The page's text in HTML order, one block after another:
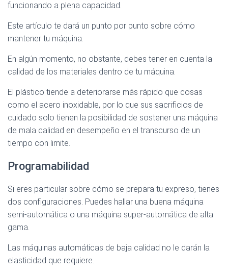
funcionando a plena capacidad.
Este artículo te dará un punto por punto sobre cómo
mantener tu máquina.
En algún momento, no obstante, debes tener en cuenta la
calidad de los materiales dentro de tu máquina.
El plástico tiende a deteriorarse más rápido que cosas
como el acero inoxidable, por lo que sus sacrificios de
cuidado solo tienen la posibilidad de sostener una máquina
de mala calidad en desempeño en el transcurso de un
tiempo con limite.
Programabilidad
Si eres particular sobre cómo se prepara tu expreso, tienes
dos configuraciones. Puedes hallar una buena máquina
semi-automática o una máquina super-automática de alta
gama.
Las máquinas automáticas de baja calidad no le darán la
elasticidad que requiere.